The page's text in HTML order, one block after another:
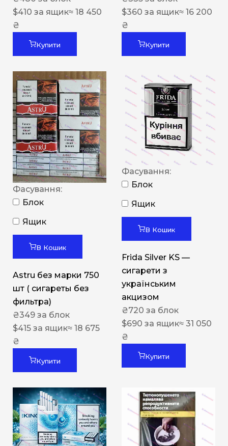
$410 за ящик≈ 18 450
₴
Купити
$360 за ящик≈ 16 200
₴
Купити
Фасування:
Блок
Ящик
В Кошик
Astru без марки 750
шт ( сигареты без
фильтра)
₴349 за блок
$415 за ящик≈ 18 675
₴
Купити
Фасування:
Блок
Ящик
В Кошик
Frida Silver KS —
сигарети з
українським
акцизом
₴720 за блок
$690 за ящик≈ 31 050
₴
Купити